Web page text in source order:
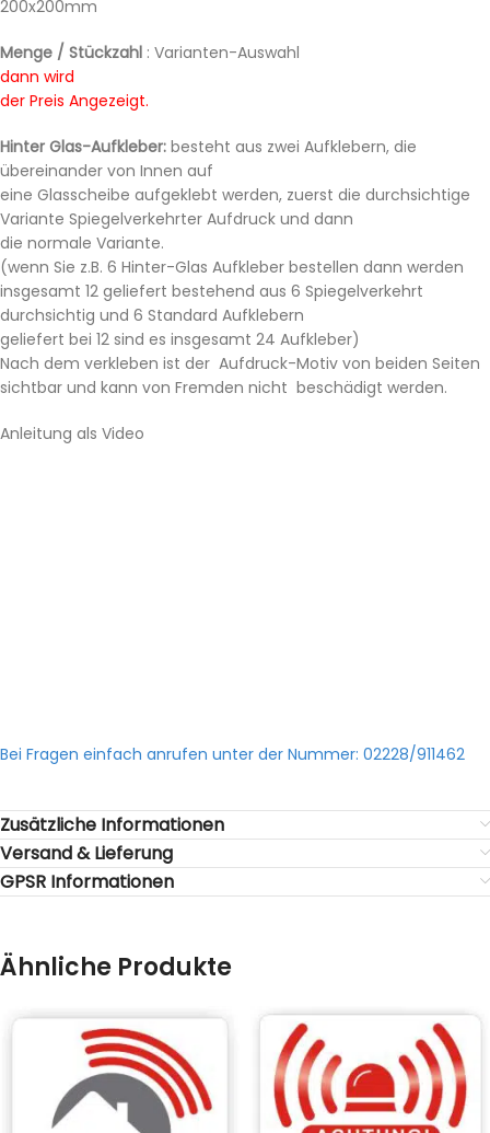
200x200mm
Menge / Stückzahl : Varianten-Auswahl
dann wird
der Preis Angezeigt.
Hinter Glas-Aufkleber: besteht aus zwei Aufklebern, die
übereinander von Innen auf
eine Glasscheibe aufgeklebt werden, zuerst die durchsichtige
Variante Spiegelverkehrter Aufdruck und dann
die normale Variante.
(wenn Sie z.B. 6 Hinter-Glas Aufkleber bestellen dann werden
insgesamt 12 geliefert bestehend aus 6 Spiegelverkehrt
durchsichtig und 6 Standard Aufklebern
geliefert bei 12 sind es insgesamt 24 Aufkleber)
Nach dem verkleben ist der Aufdruck-Motiv von beiden Seiten
sichtbar und kann von Fremden nicht beschädigt werden.
Anleitung als Video
Bei Fragen einfach anrufen unter der Nummer: 02228/911462
Zusätzliche Informationen
Versand & Lieferung
GPSR Informationen
Ähnliche Produkte